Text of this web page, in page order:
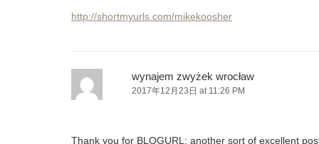
http://shortmyurls.com/mikekoosher
wynajem zwyżek wrocław
2017年12月23日 at 11:26 PM
Thank you for BLOGURL: another sort of excellent